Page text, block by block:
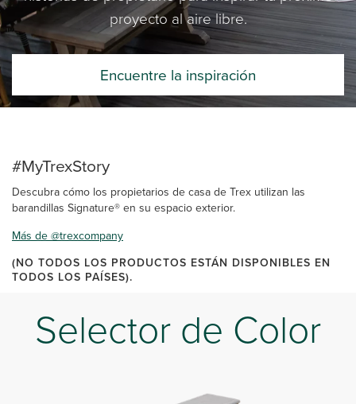
proyecto al aire libre.
Encuentre la inspiración
#MyTrexStory
Descubra cómo los propietarios de casa de Trex utilizan las
barandillas Signature® en su espacio exterior.
Más de @trexcompany
(NO TODOS LOS PRODUCTOS ESTÁN DISPONIBLES EN
TODOS LOS PAÍSES).
Selector de Color